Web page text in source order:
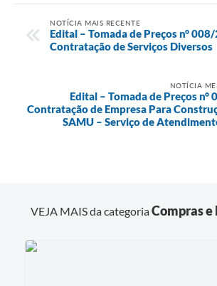
NOTÍCIA MAIS RECENTE
Edital – Tomada de Preços n°
Contratação de Serviços Diversos
NOTÍCIA
Edital – Tomada de Preços n°
Contratação de Empresa Para
SAMU – Serviço de
VEJA MAIS da categoriaCompras